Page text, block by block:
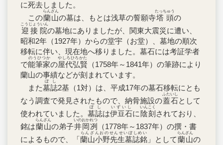
に死去しました。
この蘭山
らんざん
の墓は、もとは浅草の誓願寺塔頭
たっちゅう
の
迎接院
こうじょういん
の墓地にありましたが、関東大震災に遭い、
昭和2年（1927年）からの堂宇（お堂）、墓地の順次
移転に伴い、現在地へ移りました。墓石には考証学者
で能筆家
のうひつか
の屋代弘賢
やしろひろかた
（1758年～1841年）の筆跡により
蘭山の事績などが刻まれています。
また墓誌
ぼし
2基（1対）は、平成17年の墓石移転にとも
なう調査で発見されたもので、納骨施設の蓋石
ふたいし
として
使われていました。 墓誌
ぼし
は伊豆石
いずいし
に 陰刻
いんこく
されており、
銘は蘭山
らんざん
の弟子井岡冽
いのおかれつ
（1778年～1837年）の撰・書
によるもので、「 蘭山小野先生墓誌銘
らんざんおのせんせいぼしめい
」として蘭山
らんざん
の